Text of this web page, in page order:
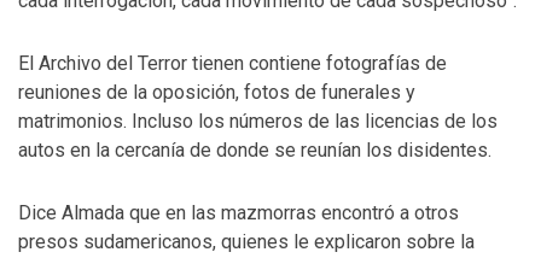
El Archivo del Terror tienen contiene fotografías de
reuniones de la oposición, fotos de funerales y
matrimonios. Incluso los números de las licencias de los
autos en la cercanía de donde se reunían los disidentes.
Dice Almada que en las mazmorras encontró a otros
presos sudamericanos, quienes le explicaron sobre la